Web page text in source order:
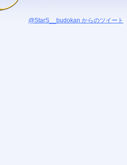
@StarS__budokan からのツイート